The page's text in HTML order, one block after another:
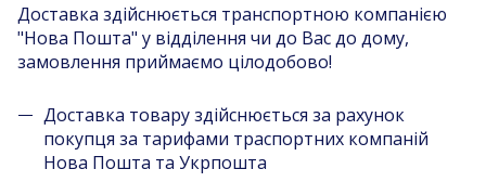
Доставка здійснюється транспортною компанією
"Нова Пошта" у відділення чи до Вас до дому,
замовлення приймаємо цілодобово!
Доставка товару здійснюється за рахунок
покупця за тарифами траспортних компаній
Нова Пошта та Укрпошта